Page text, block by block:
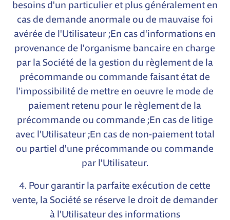
besoins d'un particulier et plus généralement en
cas de demande anormale ou de mauvaise foi
avérée de l'Utilisateur ;En cas d'informations en
provenance de l'organisme bancaire en charge
par la Société de la gestion du règlement de la
précommande ou commande faisant état de
l'impossibilité de mettre en oeuvre le mode de
paiement retenu pour le règlement de la
précommande ou commande ;En cas de litige
avec l'Utilisateur ;En cas de non-paiement total
ou partiel d'une précommande ou commande
par l'Utilisateur.
4. Pour garantir la parfaite exécution de cette
vente, la Société se réserve le droit de demander
à l'Utilisateur des informations